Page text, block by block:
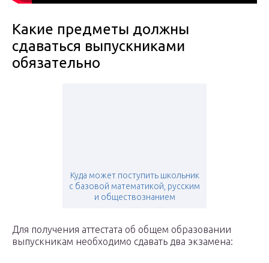
Какие предметы должны
сдаваться выпускниками
обязательно
Куда может поступить школьник
с базовой математикой, русским
и обществознанием
Для получения аттестата об общем образовании
выпускникам необходимо сдавать два экзамена: